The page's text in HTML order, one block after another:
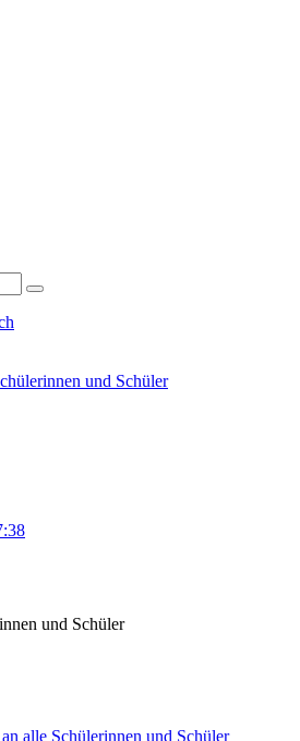
und Schüler
und Schüler